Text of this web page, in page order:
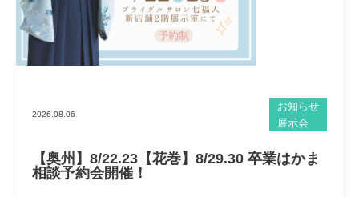
2026.08.06
お知らせ
展示会
【奥州】8/22.23【花巻】8/29.30 卒業はかま
相談予約会開催！